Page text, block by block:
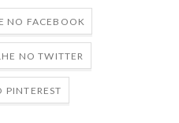
NO FACEBOOK
NO TWITTER
PINTEREST